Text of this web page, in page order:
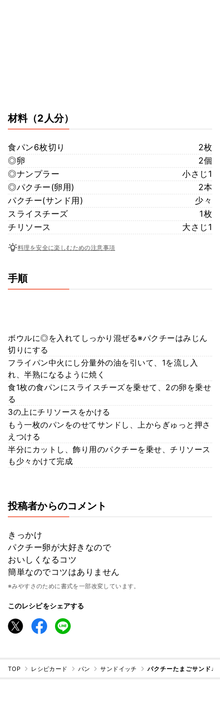
材料（2人分）
食パン6枚切り
2枚
◎卵
2個
◎ナンプラー
小さじ1
◎パクチー(卵用)
2本
パクチー(サンド用)
少々
スライスチーズ
1枚
チリソース
大さじ1
料理を安全に楽しむための注意事項
手順
ボウルに◎を入れてしっかり混ぜる※パクチーはみじん
切りにする
フライパン中火にし分量外の油を引いて、1を流し入
れ、半熟になるように焼く
食1枚の食パンにスライスチーズを乗せて、2の卵を乗せ
る
3の上にチリソースをかける
もう一枚のパンをのせてサンドし、上からぎゅっと押さ
えつける
半分にカットし、飾り用のパクチーを乗せ、チリソース
も少々かけて完成
投稿者からのコメント
きっかけ
パクチー卵が大好きなので
おいしくなるコツ
簡単なのでコツはありません
※みやすさのために書式を一部改変しています。
このレシピをシェアする
TOP レシピカード パン サンドイッチ パクチーたまごサンド♩